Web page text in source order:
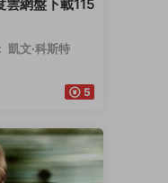
網盤下載115
凱文·科斯特
5